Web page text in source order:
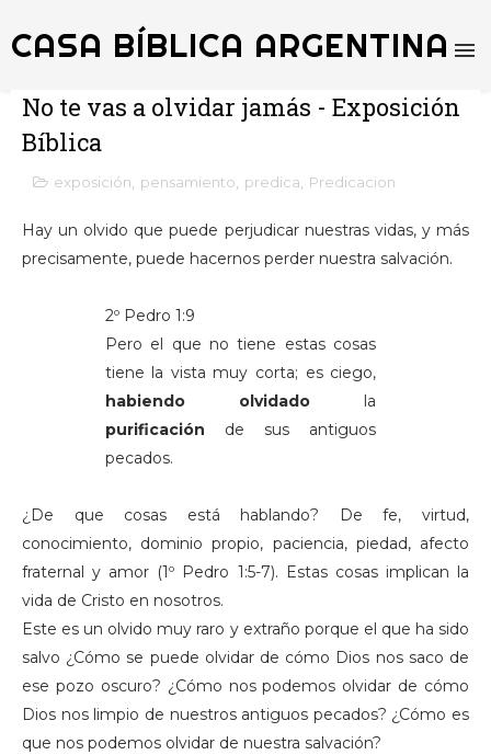
CASA BÍBLICA ARGENTINA
No te vas a olvidar jamás - Exposición
Bíblica
exposición pensamiento predica Predicacion
Hay un olvido que puede perjudicar nuestras vidas, y más
precisamente, puede hacernos perder nuestra salvación.
2º Pedro 1:9
Pero el que no tiene estas cosas
tiene la vista muy corta; es ciego,
habiendo olvidado la
purificación de sus antiguos
pecados.
¿De que cosas está hablando? De fe, virtud,
conocimiento, dominio propio, paciencia, piedad, afecto
fraternal y amor (1º Pedro 1:5-7). Estas cosas implican la
vida de Cristo en nosotros.
Este es un olvido muy raro y extraño porque el que ha sido
salvo ¿Cómo se puede olvidar de cómo Dios nos saco de
ese pozo oscuro? ¿Cómo nos podemos olvidar de cómo
Dios nos limpio de nuestros antiguos pecados? ¿Cómo es
que nos podemos olvidar de nuestra salvación?